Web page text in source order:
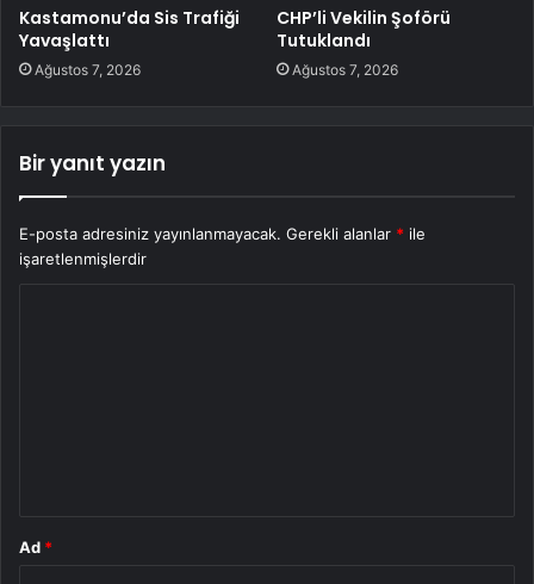
Kastamonu’da Sis Trafiği
Yavaşlattı
Ağustos 7, 2026
CHP’li Vekilin Şoförü
Tutuklandı
Ağustos 7, 2026
Bir yanıt yazın
E-posta adresiniz yayınlanmayacak. Gerekli alanlar * ile
işaretlenmişlerdir
Ad *